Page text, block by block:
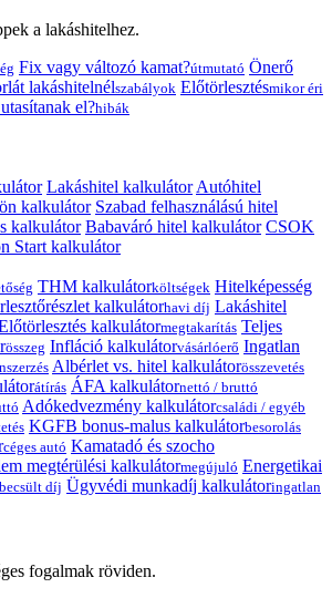
a lakáshitelhez.
Fix vagy változó kamat?útmutató Önerő
lakáshitelnélszabályok Előtörlesztésmikor éri
el?hibák
Lakáshitel kalkulátor Autóhitel
kalkulátor Szabad felhasználású hitel
kalkulátor Babaváró hitel kalkulátor CSOK
Start kalkulátor
THM kalkulátorköltségek Hitelképesség
kalkulátorhavi díj Lakáshitel
kalkulátormegtakarítás Teljes
összeg Infláció kalkulátorvásárlóerő Ingatlan
Albérlet vs. hitel kalkulátorösszevetés
átírás ÁFA kalkulátornettó / bruttó
Adókedvezmény kalkulátorcsaládi / egyéb
KGFB bonus-malus kalkulátorbesorolás
céges autó Kamatadó és szocho
megtérülési kalkulátormegújuló Energetikai
becsült díj Ügyvédi munkadíj kalkulátoringatlan
fogalmak röviden.